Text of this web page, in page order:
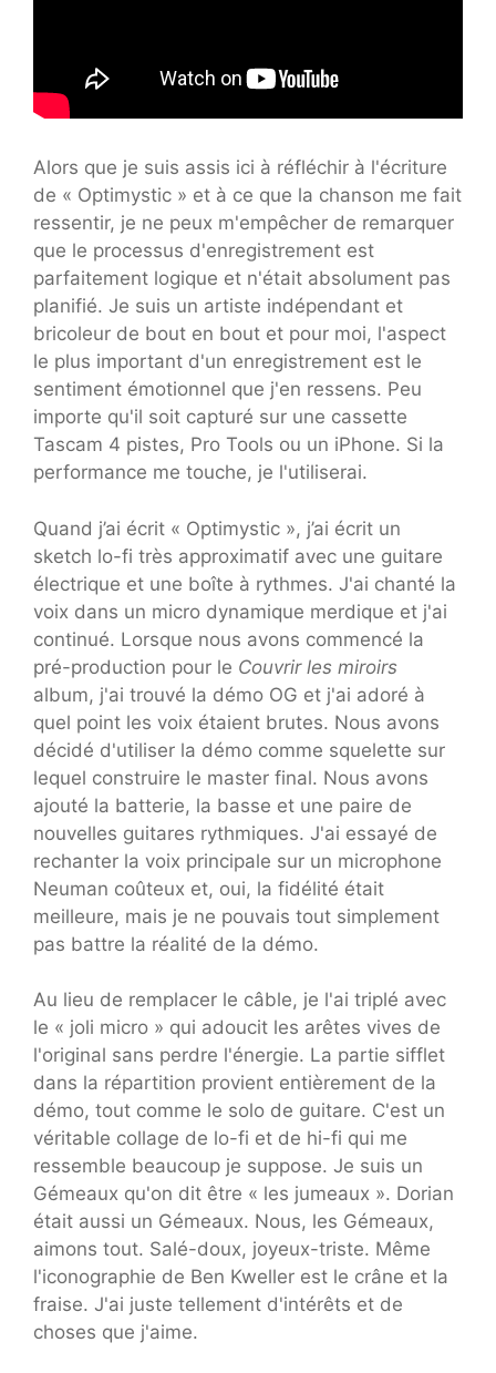
Alors que je suis assis ici à réfléchir à l'écriture
de « Optimystic » et à ce que la chanson me fait
ressentir, je ne peux m'empêcher de remarquer
que le processus d'enregistrement est
parfaitement logique et n'était absolument pas
planifié. Je suis un artiste indépendant et
bricoleur de bout en bout et pour moi, l'aspect
le plus important d'un enregistrement est le
sentiment émotionnel que j'en ressens. Peu
importe qu'il soit capturé sur une cassette
Tascam 4 pistes, Pro Tools ou un iPhone. Si la
performance me touche, je l'utiliserai.
Quand j’ai écrit « Optimystic », j’ai écrit un
sketch lo-fi très approximatif avec une guitare
électrique et une boîte à rythmes. J'ai chanté la
voix dans un micro dynamique merdique et j'ai
continué. Lorsque nous avons commencé la
pré-production pour le Couvrir les miroirs
album, j'ai trouvé la démo OG et j'ai adoré à
quel point les voix étaient brutes. Nous avons
décidé d'utiliser la démo comme squelette sur
lequel construire le master final. Nous avons
ajouté la batterie, la basse et une paire de
nouvelles guitares rythmiques. J'ai essayé de
rechanter la voix principale sur un microphone
Neuman coûteux et, oui, la fidélité était
meilleure, mais je ne pouvais tout simplement
pas battre la réalité de la démo.
Au lieu de remplacer le câble, je l'ai triplé avec
le « joli micro » qui adoucit les arêtes vives de
l'original sans perdre l'énergie. La partie sifflet
dans la répartition provient entièrement de la
démo, tout comme le solo de guitare. C'est un
véritable collage de lo-fi et de hi-fi qui me
ressemble beaucoup je suppose. Je suis un
Gémeaux qu'on dit être « les jumeaux ». Dorian
était aussi un Gémeaux. Nous, les Gémeaux,
aimons tout. Salé-doux, joyeux-triste. Même
l'iconographie de Ben Kweller est le crâne et la
fraise. J'ai juste tellement d'intérêts et de
choses que j'aime.